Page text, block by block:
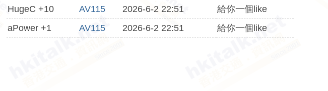
ne
t
香
HugeC +10
AV115 2026-6-2 22:51
給你一個like
aPower +1
AV115 2026-6-2 22:51 給你一個like